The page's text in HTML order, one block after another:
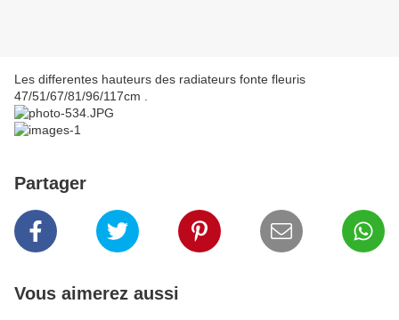
Les differentes hauteurs des radiateurs fonte fleuris
47/51/67/81/96/117cm .
Partager
Vous aimerez aussi